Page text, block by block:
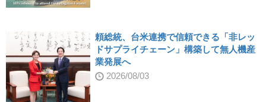
頼総統、台米連携で信頼できる「非レッ
ドサプライチェーン」構築して無人機産
業発展へ
2026/08/03